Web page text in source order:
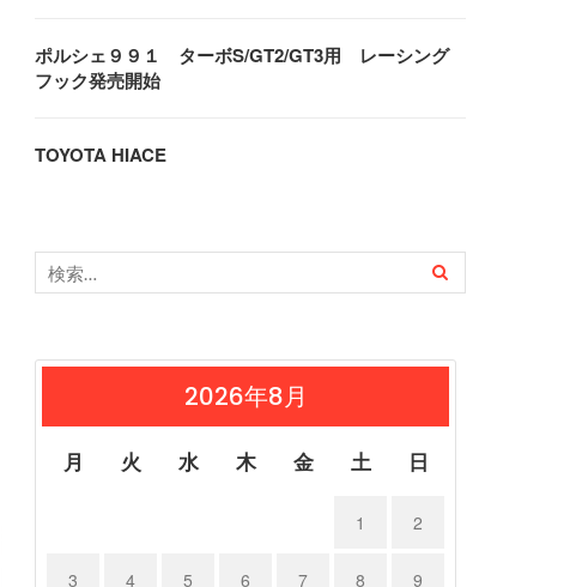
ポルシェ９９１ ターボS/GT2/GT3用 レーシング
フック発売開始
TOYOTA HIACE
2026年8月
月 火 水 木 金 土 日
1 2
3 4 5 6 7 8 9